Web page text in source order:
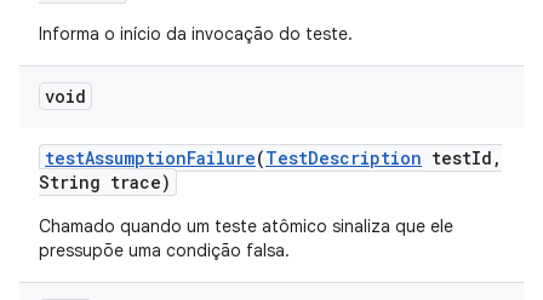
Informa o início da invocação do teste.
void
testAssumptionFailure(TestDescription testId ,
String trace)
Chamado quando um teste atômico sinaliza que ele
pressupõe uma condição falsa.